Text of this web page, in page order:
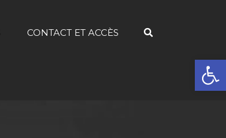
Ouvrir
CONTACT ET ACCÈS